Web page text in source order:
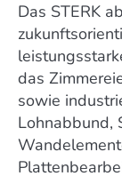
Das STERK
das
sowie
Lohnabbund,